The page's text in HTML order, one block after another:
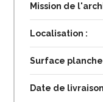
Mission de
Localisation :
Surface
Date de